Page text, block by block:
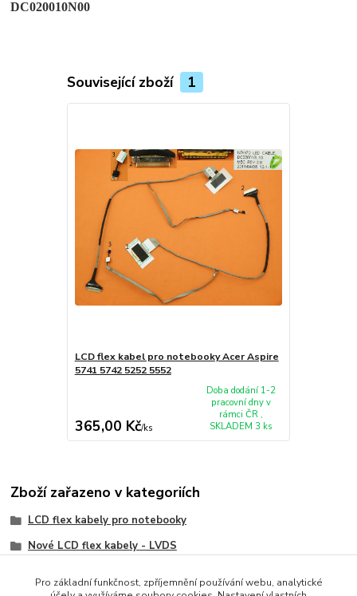
DC020010N00
Související zboží 1
LCD flex kabel pro notebooky Acer Aspire
5741 5742 5252 5552
365,00 Kč/ks
Doba dodání 1-2
pracovní dny v
rámci ČR ,
SKLADEM 3 ks
Zboží zařazeno v kategoriích
LCD flex kabely pro notebooky
Nové LCD flex kabely - LVDS
Pro základní funkčnost, zpříjemnění používání webu, analytické